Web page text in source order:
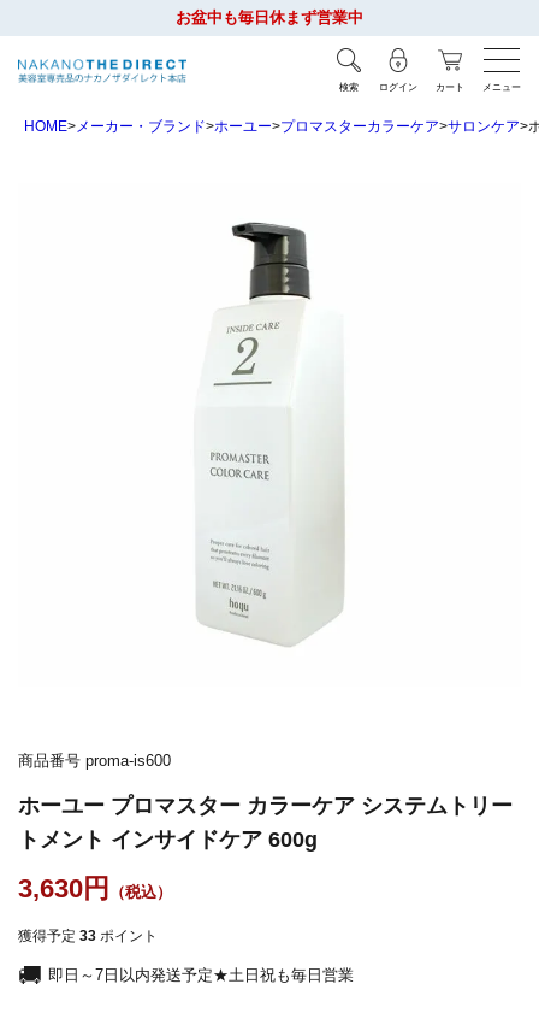
お盆中も毎日休まず営業中
検索 ログイン カート メニュー
HOME メーカー・ブランド ホーユー プロマスターカラーケア サロンケア
商品番号 proma-is600
ホーユー プロマスター カラーケア システムトリー
トメント インサイドケア 600g
3,630
獲得予定 33 ポイント
即日～7日以内発送予定★土日祝も毎日営業